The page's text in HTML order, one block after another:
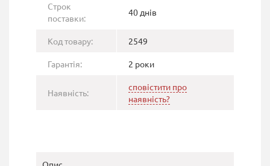
Строк
поставки:
40 днів
Код товару: 2549
Гарантія: 2 роки
Наявність:
сповістити про
наявність?